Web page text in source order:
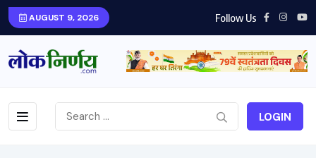
AUGUST 9, 2026 Follow Us
LOGIN